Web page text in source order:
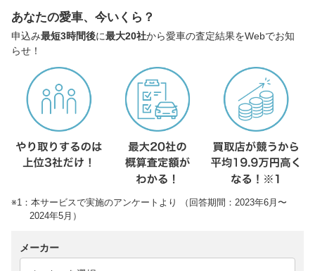
あなたの愛車、今いくら？
申込み最短3時間後に最大20社から愛車の査定結果をWebでお知
らせ！
※1：本サービスで実施のアンケートより （回答期間：2023年6月〜
2024年5月）
メーカー